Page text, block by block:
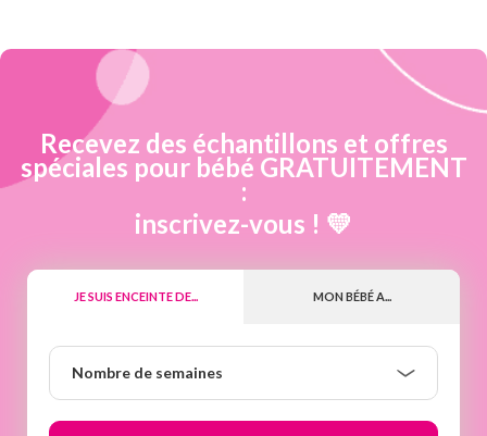
Recevez des échantillons et offres
spéciales pour bébé GRATUITEMENT
:
inscrivez-vous ! 💛
JE SUIS ENCEINTE DE... MON BÉBÉ A...
semaines
Nombre de semaines